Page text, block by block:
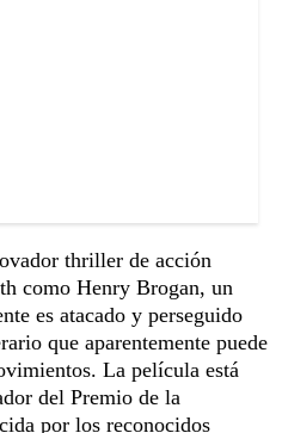
thriller de acción
como Henry Brogan, un
es atacado y perseguido
que aparentemente puede
La película está
del Premio de la
por los reconocidos